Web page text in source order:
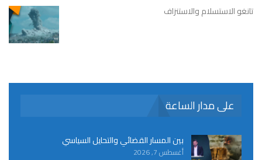
تانغو الاستسلام والاستنزاف
على مدار الساعة
بين المسار القضائي والتحايل السياسي
أغسطس 7, 2026